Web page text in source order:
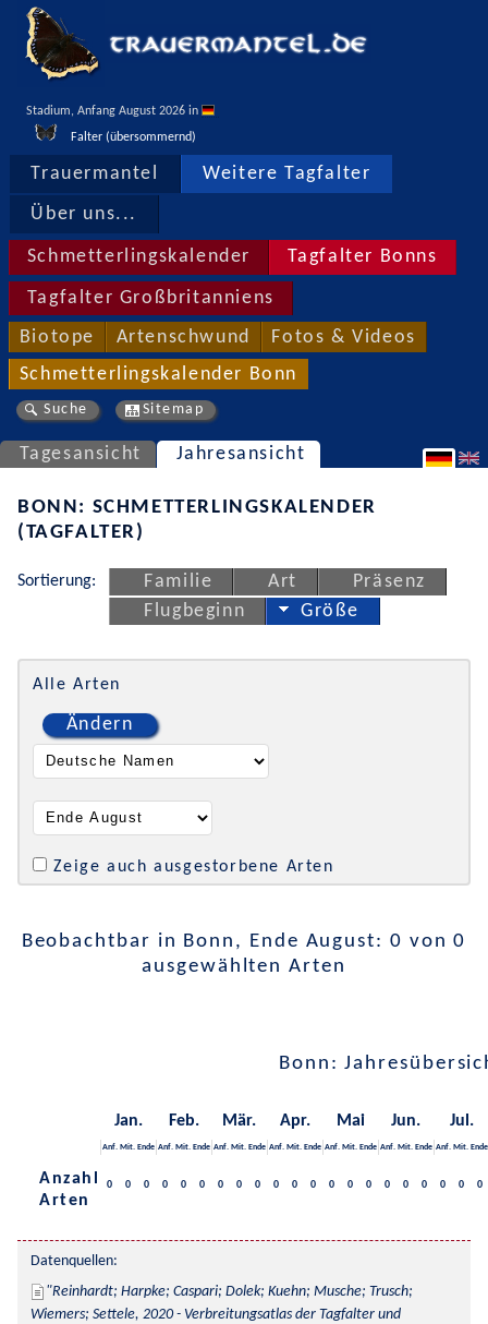
Stadium, Anfang August 2026 in
Falter (übersommernd)
Trauermantel Weitere Tagfalter
Über uns...
Schmetterlingskalender Tagfalter Bonns
Tagfalter Großbritanniens
Biotope Artenschwund Fotos & Videos
Schmetterlingskalender Bonn
Suche Sitemap
Tagesansicht Jahresansicht
BONN: SCHMETTERLINGSKALENDER
(TAGFALTER)
Sortierung: Familie Art
Präsenz
Flugbeginn
Größe
Alle Arten
Ändern
Zeige auch ausgestorbene Arten
Beobachtbar in Bonn, Ende August: 0 von 0
ausgewählten Arten
Bonn:
Jan. Feb. Mär. Apr. Mai Jun. Jul.
Anf. Mit. Ende Anf. Mit. Ende Anf. Mit. Ende Anf. Mit. Ende Anf. Mit. Ende Anf. Mit. Ende Anf. Mit. Ende
Anzahl
Arten
0 0 0 0 0 0 0 0 0 0 0 0 0 0 0 0 0 0 0 0 0
Datenquellen:
Reinhardt; Harpke; Caspari; Dolek; Kuehn; Musche; Trusch;
Wiemers; Settele, 2020 - Verbreitungsatlas der Tagfalter und